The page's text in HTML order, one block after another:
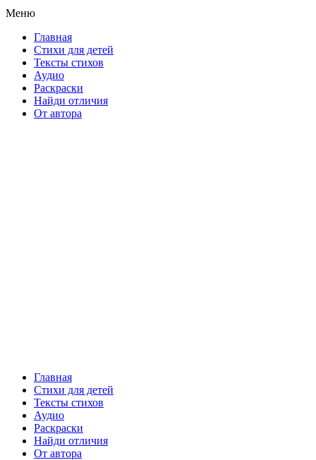
Меню
Главная
Стихи для детей
Тексты стихов
Аудио
Раскраски
Найди отличия
От автора
Главная
Стихи для детей
Тексты стихов
Аудио
Раскраски
Найди отличия
От автора